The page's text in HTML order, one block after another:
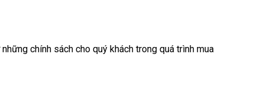
chính sách cho quý khách trong quá trình mua